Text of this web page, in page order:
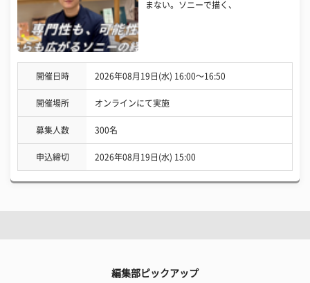
まない。ソニーで描く、
開催日時 2026年08月19日(水) 16:00〜16:50
開催場所 オンラインにて実施
募集人数 300名
申込締切 2026年08月19日(水) 15:00
編集部ピックアップ